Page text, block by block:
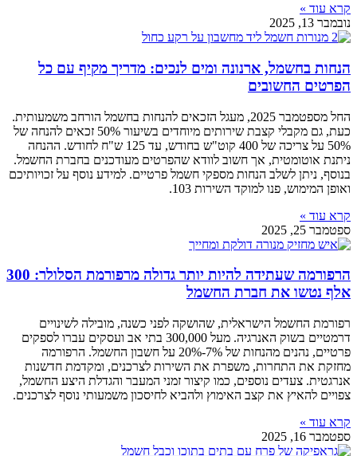
קרא עוד »
נובמבר 13, 2025
הנחות בחשמל, ארנונה ומים לנכים: מדריך מקיף עם כל
הפרטים החשובים
החל מספטמבר 2025, מעגל הזכאים להנחות בחשמל הורחב משמעותית.
כעת, גם מקבלי קצבת שירותים מיוחדים בשיעור 50% זכאים להנחה של
50% על צריכה של 400 קוט"ש בחודש, עד 125 ש"ח לחודש. ההנחה
ניתנת אוטומטית, אך חשוב לוודא שהפרטים מעודכנים בחברת החשמל.
בנוסף, ניתן לשלב הנחות מספקי חשמל פרטיים. למידע נוסף על זכויותיכם
ואופן המימוש, פנו למוקד השירות 103.
קרא עוד »
ספטמבר 25, 2025
הרפורמה שעתידה להיות יותר גדולה מרפורמת הסלולר: 300
אלף נטשו את חברת החשמל
רפורמת החשמל הישראלית, שהושקה לפני כשנה, מובילה לשינויים
דרמטיים בשוק האנרגיה. מעל 300,000 בתי אב ועסקים עברו לספקים
פרטיים, נהנים מהנחות של 7%-20% על חשבון החשמל. הרפורמה
מחזקת את התחרות, משפרת את השירות לצרכנים, ומקדמת חדשנות
אנרגטית. צעדים נוספים, כמו קיצור זמני המעבר והגדלת היצע החשמל,
צפויים להאיץ את קצב האימוץ ולהביא לחיסכון משמעותי נוסף לצרכנים.
קרא עוד »
ספטמבר 16, 2025